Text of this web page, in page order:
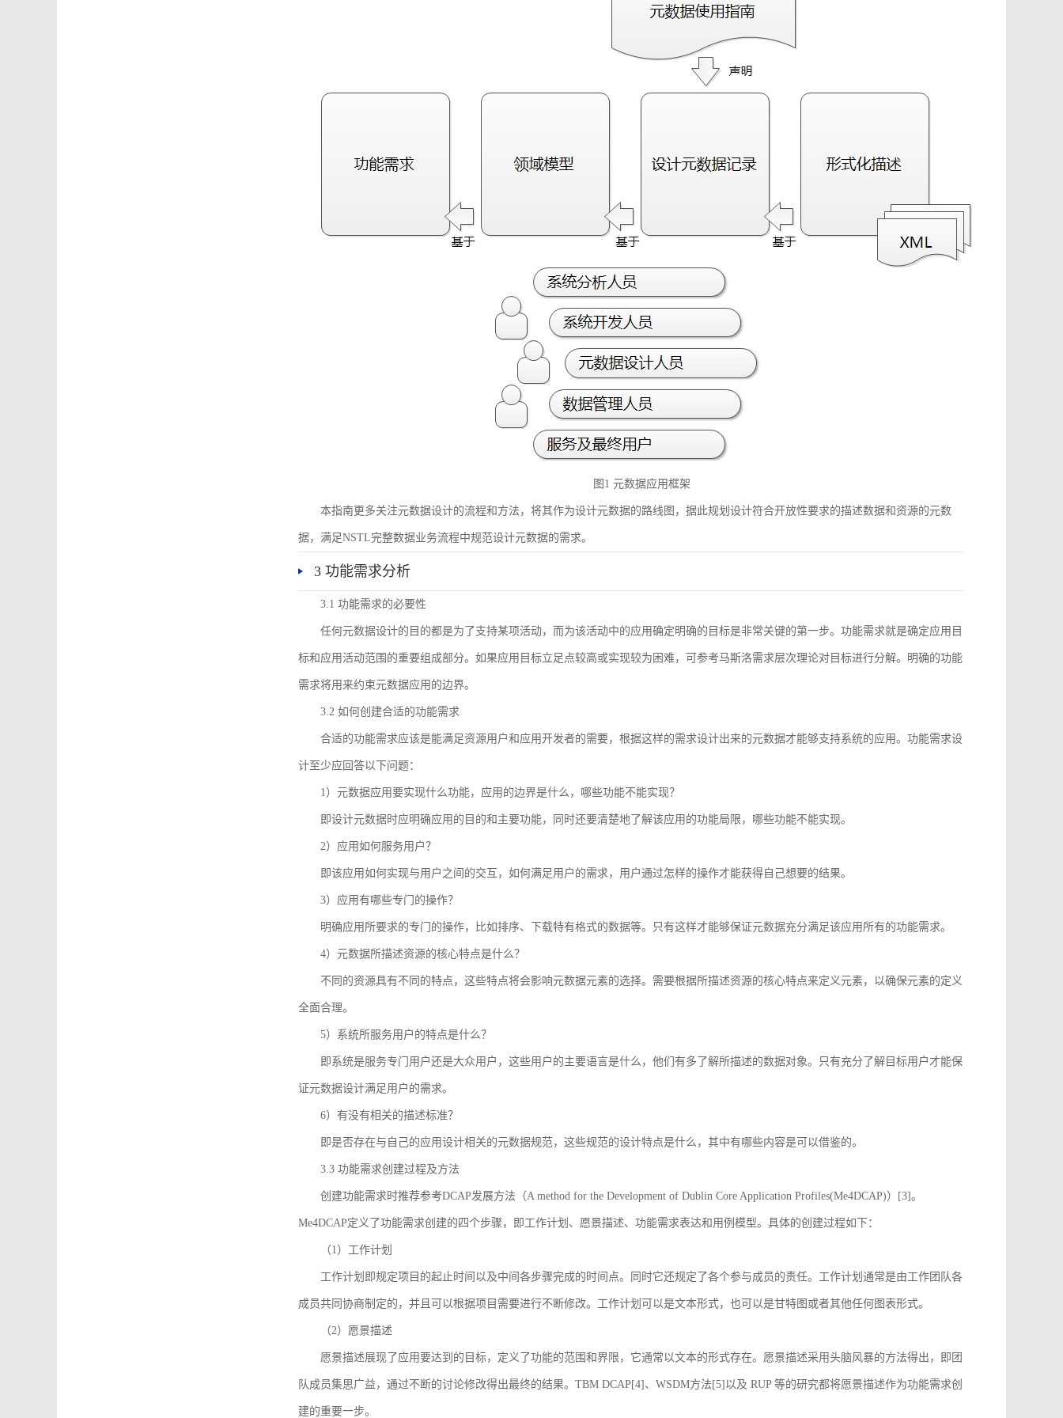
图1 元数据应用框架
本指南更多关注元数据设计的流程和方法，将其作为设计元数据的路线图，据此规划设计符合开放性要求的描述数据和资源的元数
据，满足NSTL完整数据业务流程中规范设计元数据的需求。
3 功能需求分析
3.1 功能需求的必要性
任何元数据设计的目的都是为了支持某项活动，而为该活动中的应用确定明确的目标是非常关键的第一步。功能需求就是确定应用目
标和应用活动范围的重要组成部分。如果应用目标立足点较高或实现较为困难，可参考马斯洛需求层次理论对目标进行分解。明确的功能
需求将用来约束元数据应用的边界。
3.2 如何创建合适的功能需求
合适的功能需求应该是能满足资源用户和应用开发者的需要，根据这样的需求设计出来的元数据才能够支持系统的应用。功能需求设
计至少应回答以下问题：
1）元数据应用要实现什么功能，应用的边界是什么，哪些功能不能实现？
即设计元数据时应明确应用的目的和主要功能，同时还要清楚地了解该应用的功能局限，哪些功能不能实现。
2）应用如何服务用户？
即该应用如何实现与用户之间的交互，如何满足用户的需求，用户通过怎样的操作才能获得自己想要的结果。
3）应用有哪些专门的操作？
明确应用所要求的专门的操作，比如排序、下载特有格式的数据等。只有这样才能够保证元数据充分满足该应用所有的功能需求。
4）元数据所描述资源的核心特点是什么？
不同的资源具有不同的特点，这些特点将会影响元数据元素的选择。需要根据所描述资源的核心特点来定义元素，以确保元素的定义
全面合理。
5）系统所服务用户的特点是什么？
即系统是服务专门用户还是大众用户，这些用户的主要语言是什么，他们有多了解所描述的数据对象。只有充分了解目标用户才能保
证元数据设计满足用户的需求。
6）有没有相关的描述标准？
即是否存在与自己的应用设计相关的元数据规范，这些规范的设计特点是什么，其中有哪些内容是可以借鉴的。
3.3 功能需求创建过程及方法
创建功能需求时推荐参考DCAP发展方法（A method for the Development of Dublin Core Application Profiles(Me4DCAP)）[3]。
Me4DCAP定义了功能需求创建的四个步骤，即工作计划、愿景描述、功能需求表达和用例模型。具体的创建过程如下：
（1）工作计划
工作计划即规定项目的起止时间以及中间各步骤完成的时间点。同时它还规定了各个参与成员的责任。工作计划通常是由工作团队各
成员共同协商制定的，并且可以根据项目需要进行不断修改。工作计划可以是文本形式，也可以是甘特图或者其他任何图表形式。
（2）愿景描述
愿景描述展现了应用要达到的目标，定义了功能的范围和界限，它通常以文本的形式存在。愿景描述采用头脑风暴的方法得出，即团
队成员集思广益，通过不断的讨论修改得出最终的结果。TBM DCAP[4]、WSDM方法[5]以及 RUP 等的研究都将愿景描述作为功能需求创
建的重要一步。